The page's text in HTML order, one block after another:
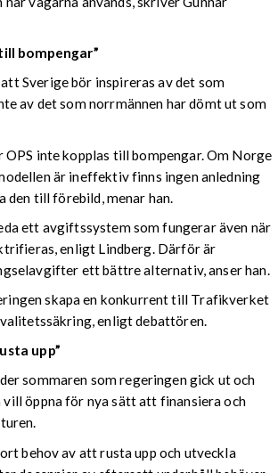
bompengar”
Sverige bör inspireras av det som
av det som norrmännen har dömt ut som
OPS inte kopplas till bompengar. Om Norge
är ineffektiv finns ingen anledning
den till förebild, menar han.
ett avgiftssystem som fungerar även när
enligt Lindberg. Därför är
ett bättre alternativ, anser han.
skapa en konkurrent till Trafikverket
enligt debattören.
upp”
sommaren som regeringen gick ut och
vill öppna för nya sätt att finansiera och
behov av att rusta upp och utveckla